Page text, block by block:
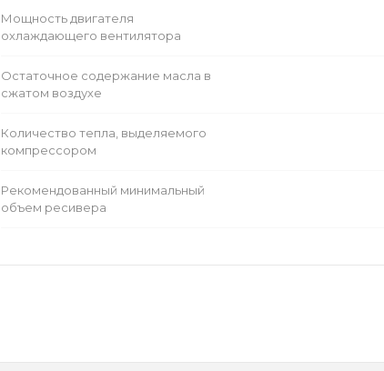
Мощность двигателя
охлаждающего вентилятора
Остаточное содержание масла в
сжатом воздухе
Количество тепла, выделяемого
компрессором
Рекомендованный минимальный
объем ресивера